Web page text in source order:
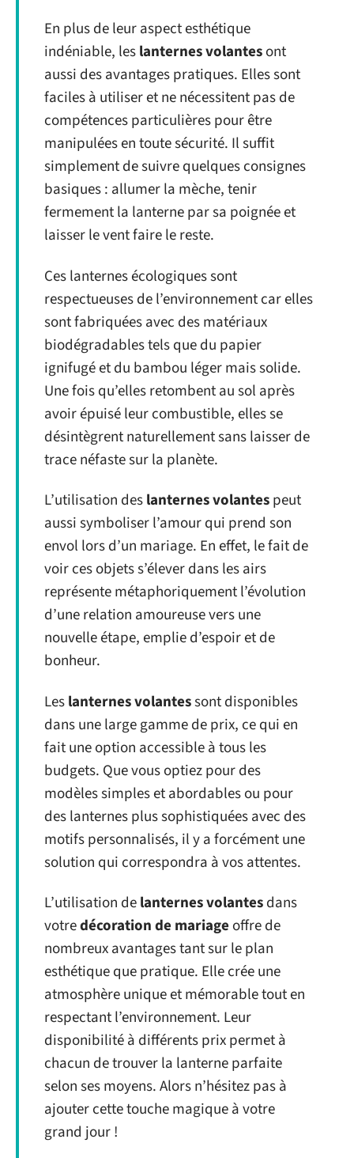
En plus de leur aspect esthétique
indéniable, leslanternes volantesont
aussi des avantages pratiques. Elles sont
faciles à utiliser et ne nécessitent pas de
compétences particulières pour être
manipulées en toute sécurité. Il suffit
simplement de suivre quelques consignes
basiques : allumer la mèche, tenir
fermement la lanterne par sa poignée et
laisser le vent faire le reste.
Ces lanternes écologiques sont
respectueuses de l’environnement car elles
sont fabriquées avec des matériaux
biodégradables tels que du papier
ignifugé et du bambou léger mais solide.
Une fois qu’elles retombent au sol après
avoir épuisé leur combustible, elles se
désintègrent naturellement sans laisser de
trace néfaste sur la planète.
L’utilisation deslanternes volantespeut
aussi symboliser l’amour qui prend son
envol lors d’un mariage. En effet, le fait de
voir ces objets s’élever dans les airs
représente métaphoriquement l’évolution
d’une relation amoureuse vers une
nouvelle étape, emplie d’espoir et de
bonheur.
Leslanternes volantessont disponibles
dans une large gamme de prix, ce qui en
fait une option accessible à tous les
budgets. Que vous optiez pour des
modèles simples et abordables ou pour
des lanternes plus sophistiquées avec des
motifs personnalisés, il y a forcément une
solution qui correspondra à vos attentes.
L’utilisation delanternes volantesdans
votredécoration de mariage offre de
nombreux avantages tant sur le plan
esthétique que pratique. Elle crée une
atmosphère unique et mémorable tout en
respectant l’environnement. Leur
disponibilité à différents prix permet à
chacun de trouver la lanterne parfaite
selon ses moyens. Alors n’hésitez pas à
ajouter cette touche magique à votre
grand jour !